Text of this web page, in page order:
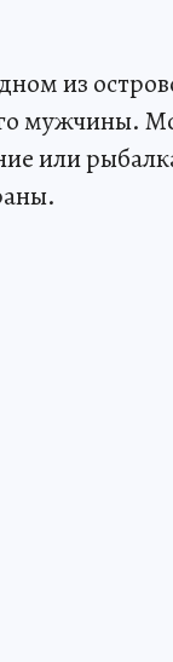
из
мужчины.
или